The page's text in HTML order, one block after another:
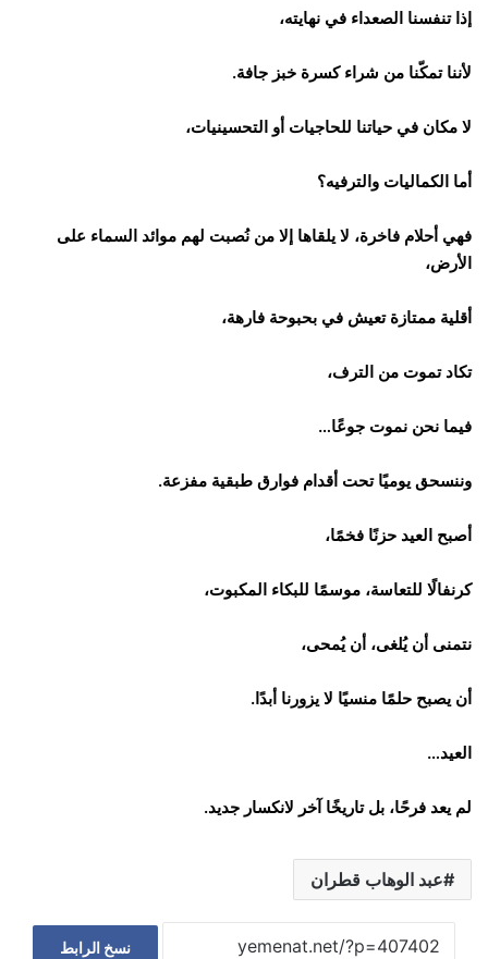
إذا تنفسنا الصعداء في نهايته،
لأننا تمكّنا من شراء كسرة خبز جافة.
لا مكان في حياتنا للحاجيات أو التحسينيات،
أما الكماليات والترفيه؟
فهي أحلام فاخرة، لا يلقاها إلا من نُصبت لهم موائد السماء على
الأرض،
أقلية ممتازة تعيش في بحبوحة فارهة،
تكاد تموت من الترف،
فيما نحن نموت جوعًا…
وننسحق يوميًا تحت أقدام فوارق طبقية مفزعة.
أصبح العيد حزنًا فخمًا،
كرنفالًا للتعاسة، موسمًا للبكاء المكبوت،
نتمنى أن يُلغى، أن يُمحى،
أن يصبح حلمًا منسيًا لا يزورنا أبدًا.
العيد…
لم يعد فرحًا، بل تاريخًا آخر لانكسار جديد.
عبد الوهاب قطران
نسخ الرابط